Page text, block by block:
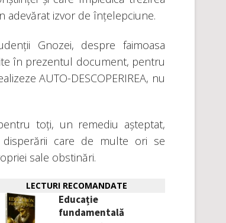
adevărat izvor de înțelepciune.
Gnozei, despre faimoasa
în prezentul document, pentru
AUTO-DESCOPERIREA, nu
toți, un remediu așteptat,
care de multe ori se
sale obstinări.
LECTURI RECOMANDATE
Educație
fundamentală